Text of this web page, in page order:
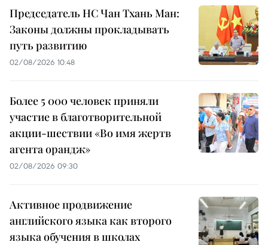
Председатель НС Чан Тхань Ман:
Законы должны прокладывать
путь развитию
02/08/2026 10:48
Более 5 000 человек приняли
участие в благотворительной
акции-шествии «Во имя жертв
агента орандж»
02/08/2026 09:30
Активное продвижение
английского языка как второго
языка обучения в школах